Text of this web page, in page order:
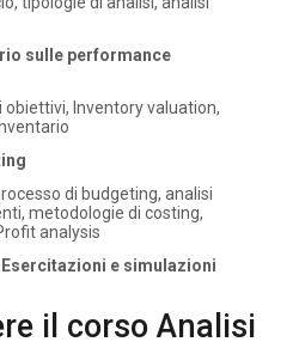
sulle performance
Inventory valuation,
di budgeting, analisi
metodologie di costing,
analysis
e simulazioni
il corso Analisi